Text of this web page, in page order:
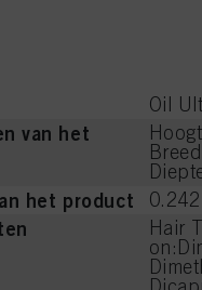
Oil
van het
het product
Hair